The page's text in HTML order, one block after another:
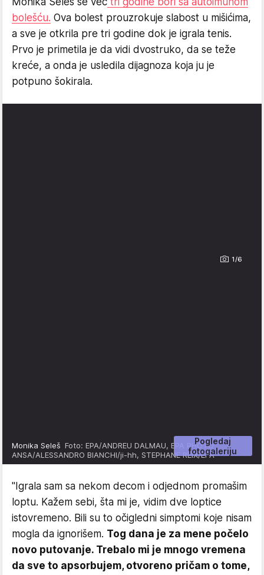
bolešću. Ova bolest prouzrokuje slabost u mišićima,
a sve je otkrila pre tri godine dok je igrala tenis.
Prvo je primetila je da vidi dvostruko, da se teže
kreće, a onda je usledila dijagnoza koja ju je
potpuno šokirala.
1/6
Pogledaj
fotogaleriju
Monika Seleš Foto: EPA/ANDREU DALMAU, EPA PHOTO
ANSA/ALESSANDRO BIANCHI/ji-hh, STEPHANE REIX/EPA
"Igrala sam sa nekom decom i odjednom promašim
loptu. Kažem sebi, šta mi je, vidim dve loptice
istovremeno. Bili su to očigledni simptomi koje nisam
mogla da ignorišem. Tog dana je za mene počelo
novo putovanje. Trebalo mi je mnogo vremena
da sve to apsorbujem, otvoreno pričam o tome,